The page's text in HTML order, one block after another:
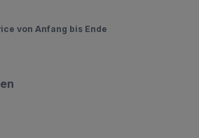
von Anfang bis Ende